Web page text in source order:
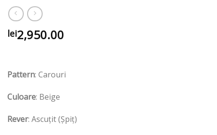
lei2,950.00
Pattern: Carouri
Culoare: Beige
Rever: Ascuțit (Șpiț)